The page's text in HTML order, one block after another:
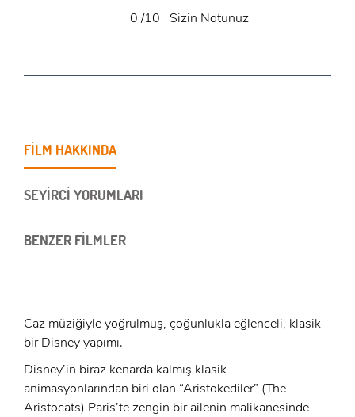
0/10 Sizin Notunuz
FİLM HAKKINDA
SEYİRCİ YORUMLARI
BENZER FİLMLER
Caz müziğiyle yoğrulmuş, çoğunlukla eğlenceli, klasik
bir Disney yapımı.
Disney’in biraz kenarda kalmış klasik
animasyonlarından biri olan “Aristokediler” (The
Aristocats) Paris’te zengin bir ailenin malikanesinde